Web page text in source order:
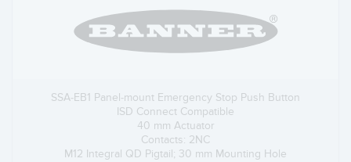
SSA-EB1 Panel-mount Emergency Stop Push Button
ISD Connect Compatible
40 mm Actuator
Contacts: 2NC
M12 Integral QD Pigtail; 30 mm Mounting Hole